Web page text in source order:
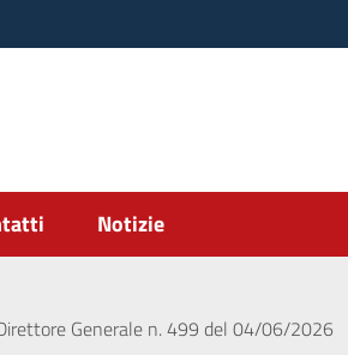
Notizie
Generale n. 499 del 04/06/2026